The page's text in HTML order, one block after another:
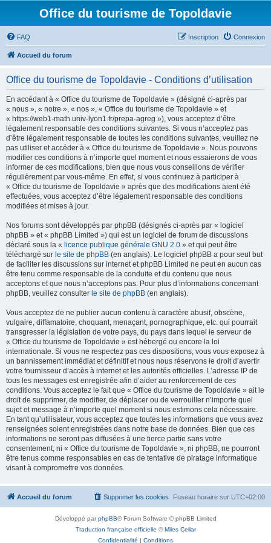
Office du tourisme de Topoldavie
FAQ Connexion
Inscription
Accueil du forum
Office du tourisme de Topoldavie - Conditions d’utilisation
En accédant à « Office du tourisme de Topoldavie » (désigné ci-après par
« nous », « notre », « nos », « Office du tourisme de Topoldavie » et
« https://web1-math.univ-lyon1.fr/prepa-agreg »), vous acceptez d’être
légalement responsable des conditions suivantes. Si vous n’acceptez pas
d’être légalement responsable de toutes les conditions suivantes, veuillez ne
pas utiliser et accéder à « Office du tourisme de Topoldavie ». Nous pouvons
modifier ces conditions à n’importe quel moment et nous essaierons de vous
informer de ces modifications, bien que nous vous conseillons de vérifier
régulièrement par vous-même. En effet, si vous continuez à participer à
« Office du tourisme de Topoldavie » après que des modifications aient été
effectuées, vous acceptez d’être légalement responsable des conditions
modifiées et mises à jour.
Nos forums sont développés par phpBB (désignés ci-après par « logiciel
phpBB » et « phpBB Limited ») qui est un logiciel de forum de discussions
déclaré sous la « licence publique générale GNU 2.0 » et qui peut être
téléchargé sur le site de phpBB (en anglais). Le logiciel phpBB a pour seul but
de faciliter les discussions sur internet et phpBB Limited ne peut en aucun cas
être tenu comme responsable de la conduite et du contenu que nous
acceptons et que nous n’acceptons pas. Pour plus d’informations concernant
phpBB, veuillez consulter le site de phpBB (en anglais).
Vous acceptez de ne publier aucun contenu à caractère abusif, obscène,
vulgaire, diffamatoire, choquant, menaçant, pornographique, etc. qui pourrait
transgresser la législation de votre pays, du pays dans lequel le serveur de
« Office du tourisme de Topoldavie » est hébergé ou encore la loi
internationale. Si vous ne respectez pas ces dispositions, vous vous exposez à
un bannissement immédiat et définitif et nous nous réservons le droit d’avertir
votre fournisseur d’accès à internet et les autorités officielles. L’adresse IP de
tous les messages est enregistrée afin d’aider au renforcement de ces
conditions. Vous acceptez le fait que « Office du tourisme de Topoldavie » ait le
droit de supprimer, de modifier, de déplacer ou de verrouiller n’importe quel
sujet et message à n’importe quel moment si nous estimons cela nécessaire.
En tant qu’utilisateur, vous acceptez que toutes les informations que vous avez
renseignées soient enregistrées dans notre base de données. Bien que ces
informations ne seront pas diffusées à une tierce partie sans votre
consentement, ni « Office du tourisme de Topoldavie », ni phpBB, ne pourront
être tenus comme responsables en cas de tentative de piratage informatique
visant à compromettre vos données.
Accueil du forum Fuseau horaire sur UTC+02:00
Supprimer les cookies
Développé parphpBB® Forum Software © phpBB Limited
Traduction française officielle ©Miles Cellar
Confidentialité | Conditions